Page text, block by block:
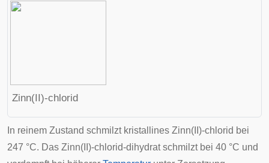
Zinn(II)-chlorid
In reinem Zustand schmilzt kristallines Zinn(II)-chlorid bei
247 °C. Das Zinn(II)-chlorid-dihydrat schmilzt bei 40 °C und